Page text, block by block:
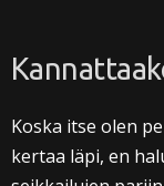
Koska itse olen
kertaa läpi, en